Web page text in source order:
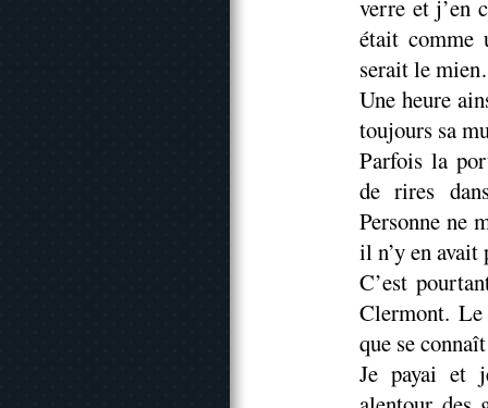
verre et j’en
était comme
serait le
Une heure
toujours sa
Parfois la
de rires
Personne ne
il n’y en avait
C’est
Clermont.
que se
Je payai et